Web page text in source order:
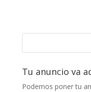
Tu anuncio va
Podemos poner tu